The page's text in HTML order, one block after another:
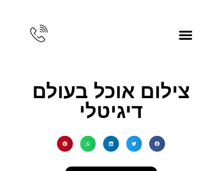
צילום אוכל בעולם
דיגיטלי